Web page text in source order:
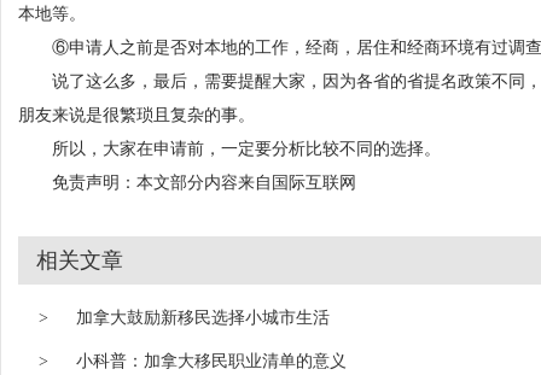
本地等。
⑥申请人之前是否对本地的工作，经商，居住和经商环境有过调
说了这么多，最后，需要提醒大家，因为各省的省提名政策不同
朋友来说是很繁琐且复杂的事。
所以，大家在申请前，一定要分析比较不同的选择。
免责声明：本文部分内容来自国际互联网
相关文章
> 加拿大鼓励新移民选择小城市生活
> 小科普：加拿大移民职业清单的意义